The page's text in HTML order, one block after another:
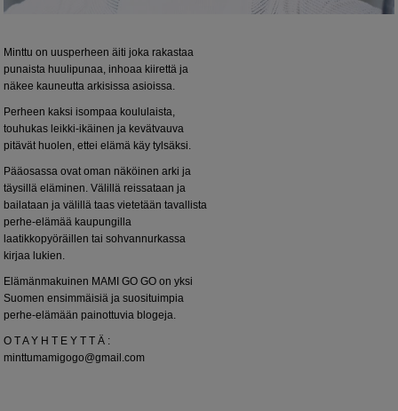
Minttu on uusperheen äiti joka rakastaa
punaista huulipunaa, inhoaa kiirettä ja
näkee kauneutta arkisissa asioissa.
Perheen kaksi isompaa koululaista,
touhukas leikki-ikäinen ja kevätvauva
pitävät huolen, ettei elämä käy tylsäksi.
Pääosassa ovat oman näköinen arki ja
täysillä eläminen. Välillä reissataan ja
bailataan ja välillä taas vietetään tavallista
perhe-elämää kaupungilla
laatikkopyöräillen tai sohvannurkassa
kirjaa lukien.
Elämänmakuinen MAMI GO GO on yksi
Suomen ensimmäisiä ja suosituimpia
perhe-elämään painottuvia blogeja.
O T A Y H T E Y T T Ä :
minttumamigogo@gmail.com